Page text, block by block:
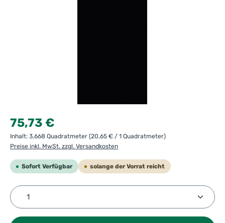
Regulärer Preis:
75,73 €
Inhalt: 3.668 Quadratmeter (20,65 € / 1 Quadratmeter)
Preise inkl. MwSt. zzgl. Versandkosten
Sofort Verfügbar solange der Vorrat reicht
Produkt Anzahl: Gib den gewünschten Wert ein